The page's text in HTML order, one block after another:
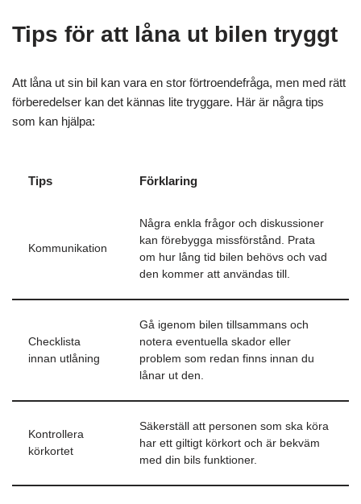
Tips för att låna ut bilen tryggt
Att låna ut sin bil kan vara en stor förtroendefråga, men med rätt
förberedelser kan det kännas lite tryggare. Här är några tips
som kan hjälpa:
Tips Förklaring
Kommunikation
Några enkla frågor och diskussioner
kan förebygga missförstånd. Prata
om hur lång tid bilen behövs och vad
den kommer att användas till.
Checklista
innan utlåning
Gå igenom bilen tillsammans och
notera eventuella skador eller
problem som redan finns innan du
lånar ut den.
Kontrollera
körkortet
Säkerställ att personen som ska köra
har ett giltigt körkort och är bekväm
med din bils funktioner.